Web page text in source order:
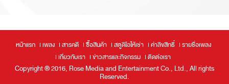
หน้าแรก เพลง สารคดี ซื้อสินค้า สตูดิโอให้เช่า ค่าลิขสิทธิ์
รายชื่อเพลง
เกี่ยวกับเรา
ข่าวสารและกิจกรรม ติดต่อเรา
Copyright ® 2016, Rose Media and Entertainment Co., Ltd., All rights
Reserved.